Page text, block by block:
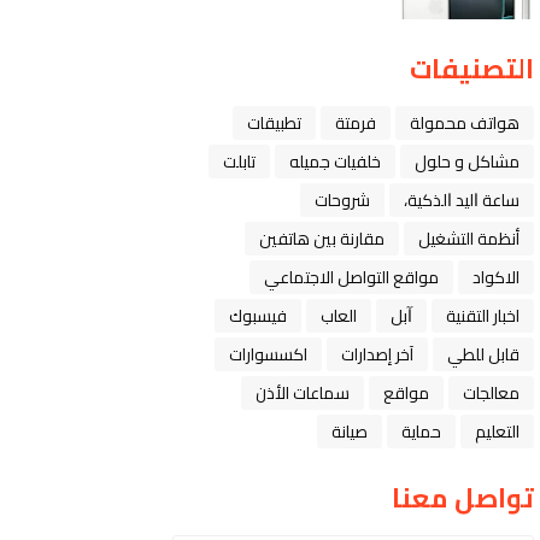
التصنيفات
هواتف محمولة فرمتة
تطبيقات
مشاكل و حلول
خلفيات جميله
تابلت
ﺳﺎﻋﺔ ﺍﻟﻴﺪ ﺍﻟﺬﻛﻴﺔ،
شروحات
أنظمة التشغيل
مقارنة بين هاتفين
الاكواد
مواقع التواصل الاجتماعي
اخبار التقنية
ﺁﺑﻞ العاب
فيسبوك
قابل للطي
آخر إصدارات
اكسسوارات
معالجات
مواقع
سماعات الأذن
التعليم
حماية صيانة
تواصل معنا